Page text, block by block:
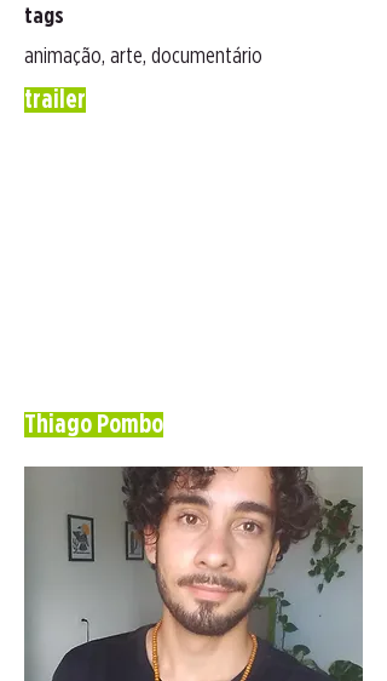
tags
animação, arte, documentário
trailer
Thiago Pombo